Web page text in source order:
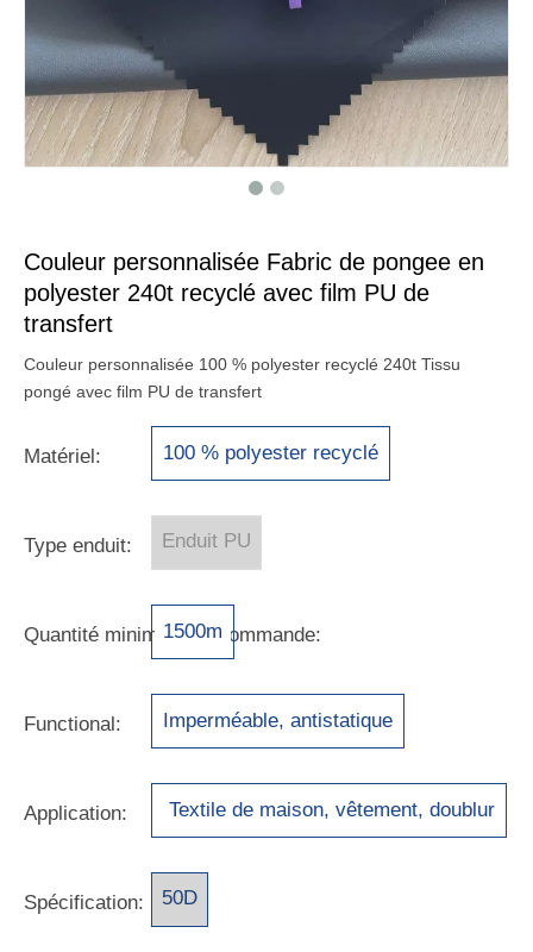
Couleur personnalisée Fabric de pongee en
polyester 240t recyclé avec film PU de
transfert
Couleur personnalisée 100 % polyester recyclé 240t Tissu
pongé avec film PU de transfert
Matériel: 100 % polyester recyclé
Type enduit: Enduit PU
Quantité minimale de commande:
1500m
Functional: Imperméable, antistatique
Application:
Textile de maison, vêtement, doublur
Spécification: 50D